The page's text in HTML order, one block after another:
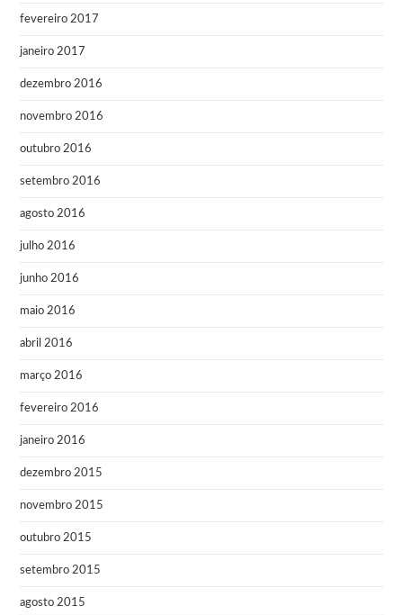
fevereiro 2017
janeiro 2017
dezembro 2016
novembro 2016
outubro 2016
setembro 2016
agosto 2016
julho 2016
junho 2016
maio 2016
abril 2016
março 2016
fevereiro 2016
janeiro 2016
dezembro 2015
novembro 2015
outubro 2015
setembro 2015
agosto 2015